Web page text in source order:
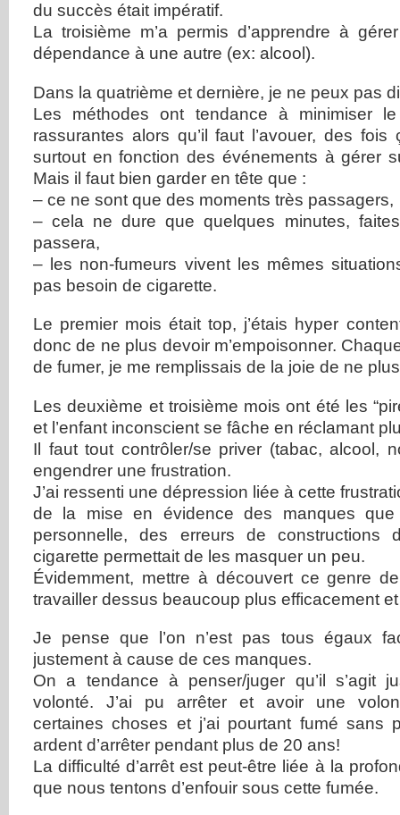
du succès était impératif.
La troisième m’a permis d’apprendre à
dépendance à une autre (ex: alcool).
Dans la quatrième et dernière, je ne peux pas
Les méthodes ont tendance à minimiser
rassurantes alors qu’il faut l’avouer, des
surtout en fonction des événements à gérer
Mais il faut bien garder en tête que :
– ce ne sont que des moments très passagers,
– cela ne dure que quelques minutes,
passera,
– les non-fumeurs vivent les mêmes
pas besoin de cigarette.
Le premier mois était top, j’étais hyper
donc de ne plus devoir m’empoisonner.
de fumer, je me remplissais de la joie de ne
Les deuxième et troisième mois ont été les
et l’enfant inconscient se fâche en réclamant
Il faut tout contrôler/se priver (tabac, alcool,
engendrer une frustration.
J’ai ressenti une dépression liée à cette
de la mise en évidence des manques que
personnelle, des erreurs de constructions
cigarette permettait de les masquer un peu.
Évidemment, mettre à découvert ce genre
travailler dessus beaucoup plus efficacement
Je pense que l’on n’est pas tous égaux
justement à cause de ces manques.
On a tendance à penser/juger qu’il s’agit
volonté. J’ai pu arrêter et avoir une
certaines choses et j’ai pourtant fumé sans
ardent d’arrêter pendant plus de 20 ans!
La difficulté d’arrêt est peut-être liée à la
que nous tentons d’enfouir sous cette fumée.